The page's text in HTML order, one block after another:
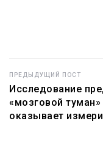
ПРЕДЫДУЩИЙ ПОСТ
Исследование
«мозговой
оказывает